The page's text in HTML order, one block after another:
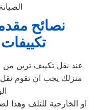
نصائح
عند نقل تكييف ترين من
منزلك يجب ان تقوم
او الخارجية للتلف وهذا